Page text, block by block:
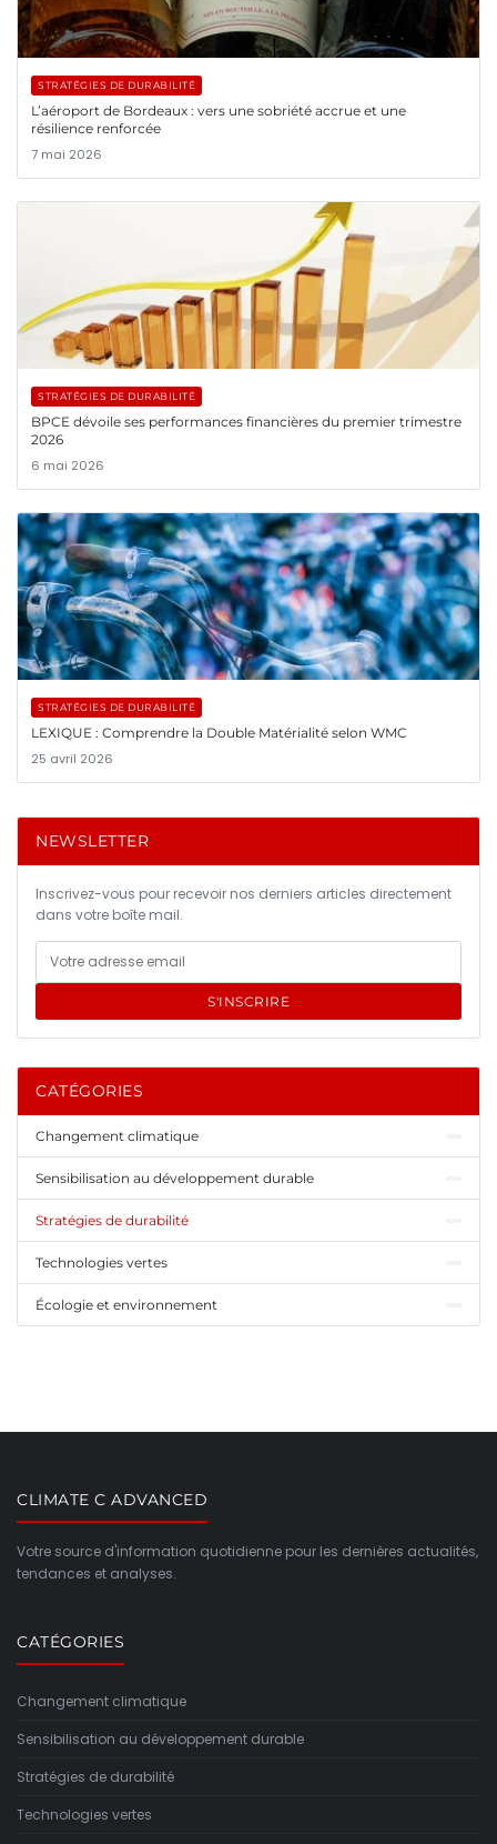
STRATÉGIES DE DURABILITÉ
L’aéroport de Bordeaux : vers une sobriété accrue et une
résilience renforcée
7 mai 2026
STRATÉGIES DE DURABILITÉ
BPCE dévoile ses performances financières du premier trimestre
2026
6 mai 2026
STRATÉGIES DE DURABILITÉ
LEXIQUE : Comprendre la Double Matérialité selon WMC
25 avril 2026
NEWSLETTER
Inscrivez-vous pour recevoir nos derniers articles directement
dans votre boîte mail.
S'INSCRIRE
CATÉGORIES
Changement climatique
Sensibilisation au développement durable
Stratégies de durabilité
Technologies vertes
Écologie et environnement
CLIMATE C ADVANCED
Votre source d'information quotidienne pour les dernières actualités,
tendances et analyses.
CATÉGORIES
Changement climatique
Sensibilisation au développement durable
Stratégies de durabilité
Technologies vertes